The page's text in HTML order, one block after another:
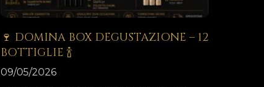
🍷 DOMINA BOX DEGUSTAZIONE – 12
BOTTIGLIE 🍾
09/05/2026